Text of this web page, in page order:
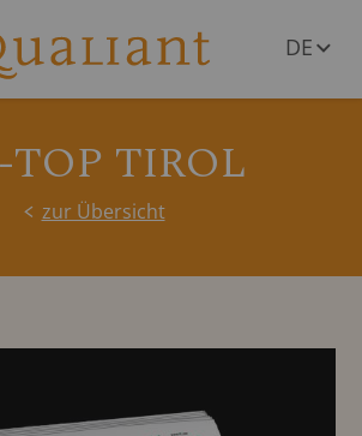
DE
TIROL
zur Übersicht